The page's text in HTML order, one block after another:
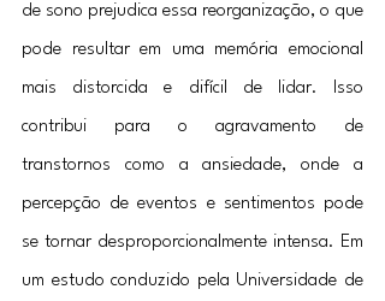
de sono prejudica essa reorganização, o que
pode resultar em uma memória emocional
mais distorcida e difícil de lidar. Isso
contribui para o agravamento de
transtornos como a ansiedade, onde a
percepção de eventos e sentimentos pode
se tornar desproporcionalmente intensa. Em
um estudo conduzido pela Universidade de